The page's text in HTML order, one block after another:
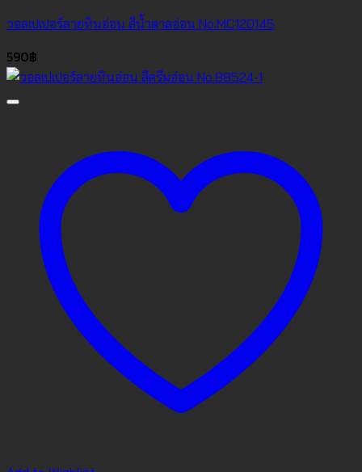
วอลเปเปอร์ลายหินอ่อน สีน้ำตาลอ่อน No.MC120145
590฿